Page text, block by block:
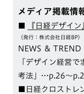
メディア掲載情
『日経デザイ
（発行：株式会社日経BP）
NEWS ＆ TREND
「デザイン経営
考法」…p.26〜
■日経クロストレ